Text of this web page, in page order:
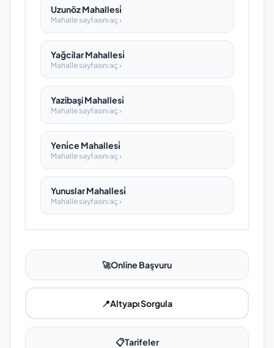
Uzunöz Mahallesi̇
Mahalle sayfasını aç ›
Yağcilar Mahallesi̇
Mahalle sayfasını aç ›
Yazibaşi Mahallesi̇
Mahalle sayfasını aç ›
Yeni̇ce Mahallesi̇
Mahalle sayfasını aç ›
Yunuslar Mahallesi̇
Mahalle sayfasını aç ›
🚀Online Başvuru
📍Altyapı Sorgula
📋Tarifeler